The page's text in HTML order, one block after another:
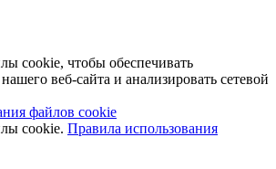
cookie, чтобы обеспечивать
веб-сайта и анализировать сетевой
файлов cookie
cookie. Правила использования